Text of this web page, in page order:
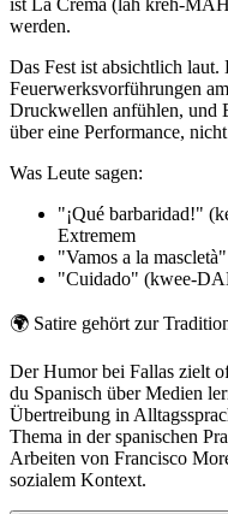
ist La Cremà (lah kreh-
werden.
Das Fest ist absichtlich laut.
Feuerwerksvorführungen
Druckwellen anfühlen, und
über eine Performance,
Was Leute sagen:
"¡Qué barbaridad!"
Extremem
"Vamos a la
"Cuidado" (kwee-
🌍 Satire gehört zur
Der Humor bei Fallas zielt
du Spanisch über Medien
Übertreibung in
Thema in der spanischen
Arbeiten von Francisco
sozialem Kontext.